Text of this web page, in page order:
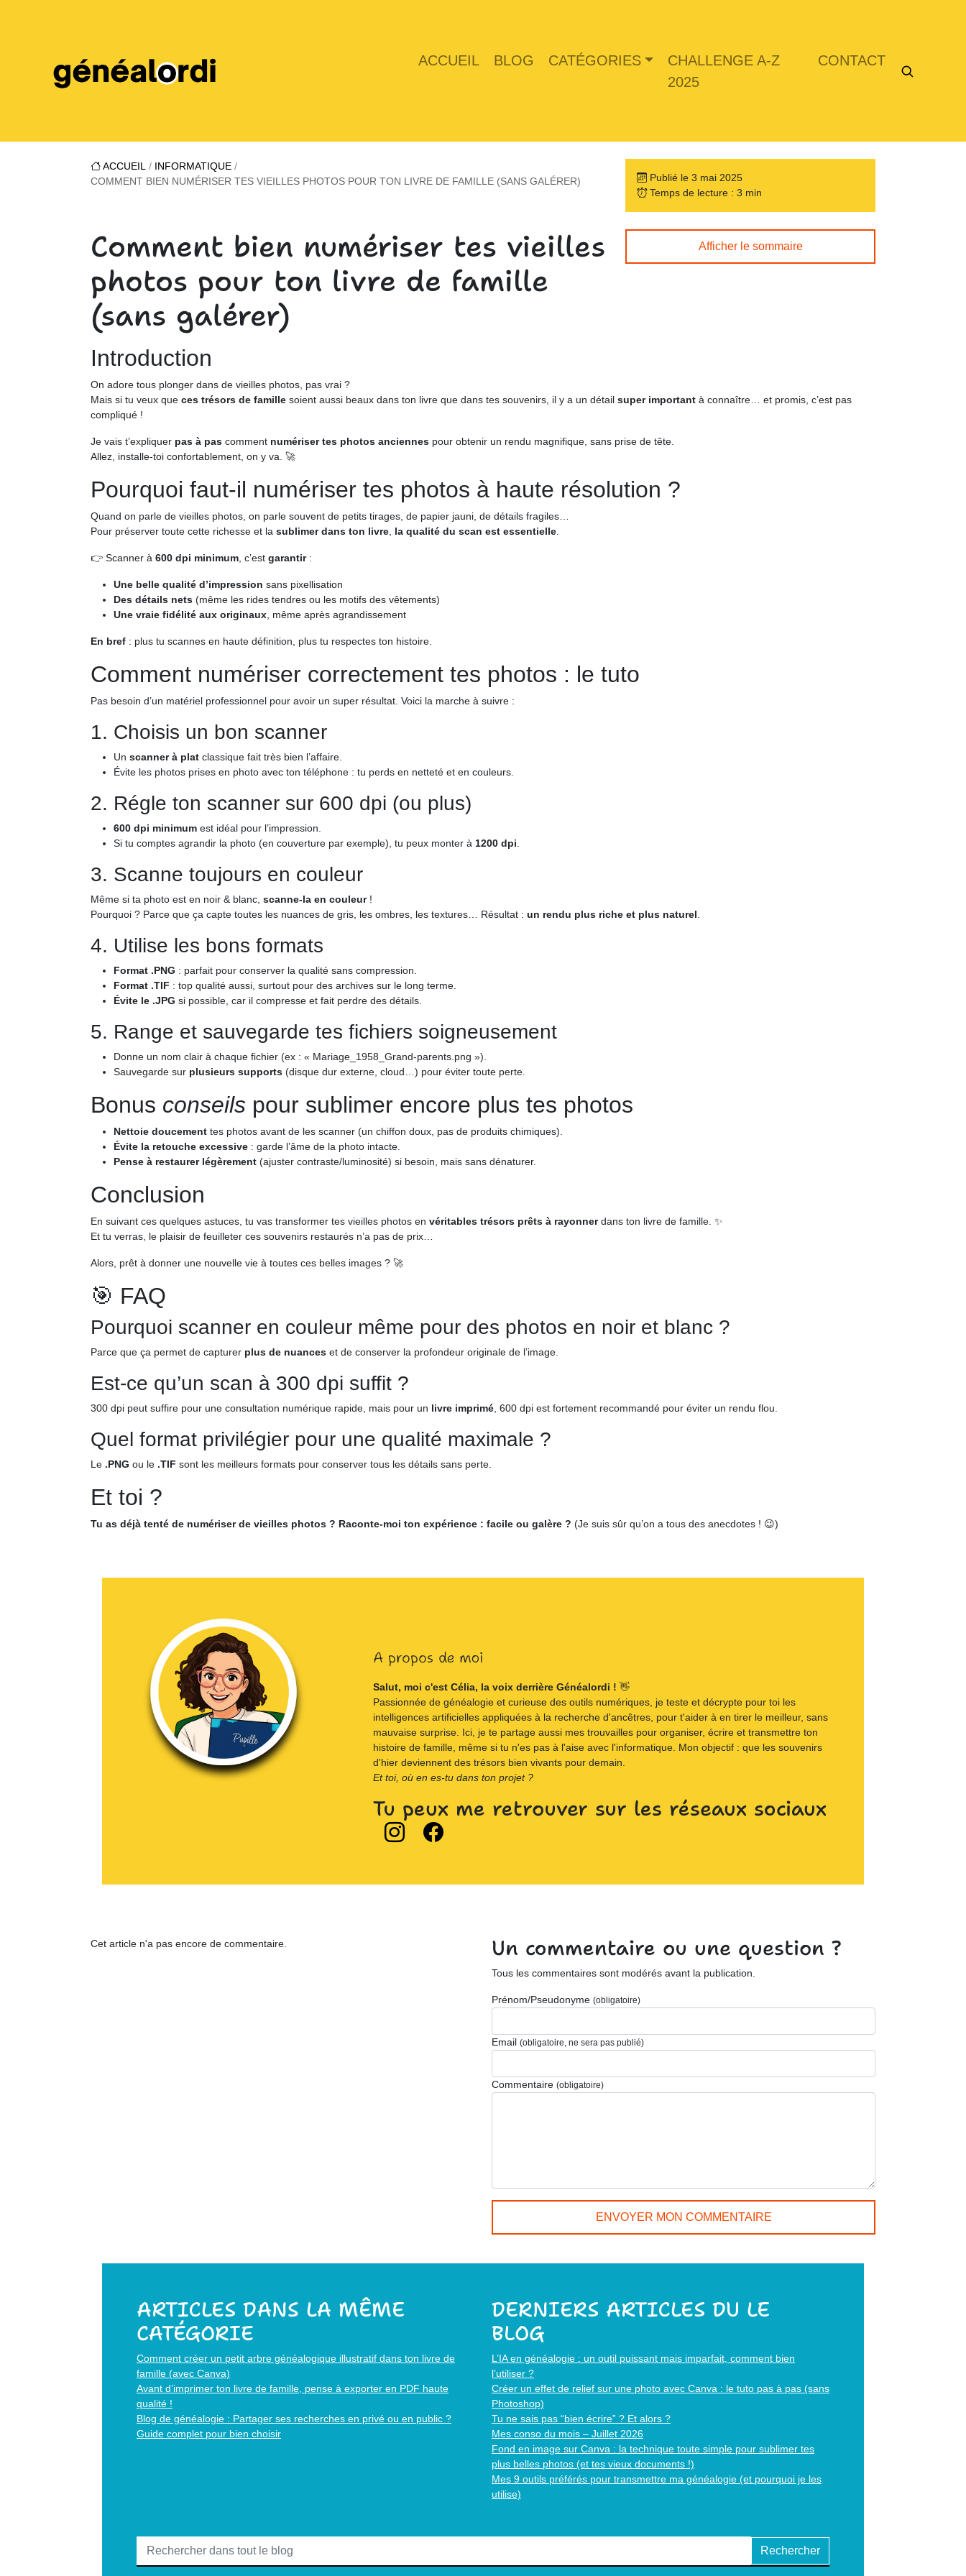
ACCUEIL BLOG CATÉGORIES
CHALLENGE A-Z
2025
CONTACT
ACCUEIL / INFORMATIQUE /
COMMENT BIEN NUMÉRISER TES VIEILLES PHOTOS POUR TON LIVRE DE FAMILLE (SANS GALÉRER)
Publié le 3 mai 2025
Temps de lecture : 3 min
Comment bien numériser tes vieilles
photos pour ton livre de famille
(sans galérer)
Afficher le sommaire
Introduction
On adore tous plonger dans de vieilles photos, pas vrai ?
Mais si tu veux que ces trésors de famille soient aussi beaux dans ton livre que dans tes souvenirs, il y a un détail super important à connaître… et promis, c’est pas
compliqué !
Je vais t’expliquer pas à pas comment numériser tes photos anciennes pour obtenir un rendu magnifique, sans prise de tête.
Allez, installe-toi confortablement, on y va. 🚀
Pourquoi faut-il numériser tes photos à haute résolution ?
Quand on parle de vieilles photos, on parle souvent de petits tirages, de papier jauni, de détails fragiles…
Pour préserver toute cette richesse et la sublimer dans ton livre, la qualité du scan est essentielle.
👉 Scanner à 600 dpi minimum, c’est garantir:
Une belle qualité d’impression sans pixellisation
Des détails nets (même les rides tendres ou les motifs des vêtements)
Une vraie fidélité aux originaux, même après agrandissement
En bref : plus tu scannes en haute définition, plus tu respectes ton histoire.
Comment numériser correctement tes photos : le tuto
Pas besoin d’un matériel professionnel pour avoir un super résultat. Voici la marche à suivre :
1. Choisis un bon scanner
Un scanner à plat classique fait très bien l’affaire.
Évite les photos prises en photo avec ton téléphone : tu perds en netteté et en couleurs.
2. Régle ton scanner sur 600 dpi (ou plus)
600 dpi minimum est idéal pour l’impression.
Si tu comptes agrandir la photo (en couverture par exemple), tu peux monter à 1200 dpi.
3. Scanne toujours en couleur
Même si ta photo est en noir & blanc, scanne-la en couleur!
Pourquoi ? Parce que ça capte toutes les nuances de gris, les ombres, les textures… Résultat : un rendu plus riche et plus naturel.
4. Utilise les bons formats
Format .PNG : parfait pour conserver la qualité sans compression.
Format .TIF : top qualité aussi, surtout pour des archives sur le long terme.
Évite le .JPG si possible, car il compresse et fait perdre des détails.
5. Range et sauvegarde tes fichiers soigneusement
Donne un nom clair à chaque fichier (ex : « Mariage_1958_Grand-parents.png »).
Sauvegarde sur plusieurs supports (disque dur externe, cloud…) pour éviter toute perte.
Bonus conseils pour sublimer encore plus tes photos
Nettoie doucement tes photos avant de les scanner (un chiffon doux, pas de produits chimiques).
Évite la retouche excessive : garde l’âme de la photo intacte.
Pense à restaurer légèrement (ajuster contraste/luminosité) si besoin, mais sans dénaturer.
Conclusion
En suivant ces quelques astuces, tu vas transformer tes vieilles photos en véritables trésors prêts à rayonnerdans ton livre de famille. ✨
Et tu verras, le plaisir de feuilleter ces souvenirs restaurés n’a pas de prix…
Alors, prêt à donner une nouvelle vie à toutes ces belles images ? 🚀
🎯 FAQ
Pourquoi scanner en couleur même pour des photos en noir et blanc ?
Parce que ça permet de capturer plus de nuances et de conserver la profondeur originale de l’image.
Est-ce qu’un scan à 300 dpi suffit ?
300 dpi peut suffire pour une consultation numérique rapide, mais pour un livre imprimé, 600 dpi est fortement recommandé pour éviter un rendu flou.
Quel format privilégier pour une qualité maximale ?
Le .PNG ou le .TIF sont les meilleurs formats pour conserver tous les détails sans perte.
Et toi ?
Tu as déjà tenté de numériser de vieilles photos ? Raconte-moi ton expérience : facile ou galère ? (Je suis sûr qu’on a tous des anecdotes ! 😉)
A propos de moi
Salut, moi c'est Célia, la voix derrière Généalordi ! 👋
Passionnée de généalogie et curieuse des outils numériques, je teste et décrypte pour toi les
intelligences artificielles appliquées à la recherche d'ancêtres, pour t'aider à en tirer le meilleur, sans
mauvaise surprise. Ici, je te partage aussi mes trouvailles pour organiser, écrire et transmettre ton
histoire de famille, même si tu n'es pas à l'aise avec l'informatique. Mon objectif : que les souvenirs
d'hier deviennent des trésors bien vivants pour demain.
Et toi, où en es-tu dans ton projet ?
Tu peux me retrouver sur les réseaux sociaux
Cet article n'a pas encore de commentaire. Un commentaire ou une question ?
Tous les commentaires sont modérés avant la publication.
Prénom/Pseudonyme (obligatoire)
Email (obligatoire, ne sera pas publié)
Commentaire (obligatoire)
ARTICLES DANS LA MÊME
CATÉGORIE
Comment créer un petit arbre généalogique illustratif dans ton livre de
famille (avec Canva)
Avant d’imprimer ton livre de famille, pense à exporter en PDF haute
qualité !
Blog de généalogie : Partager ses recherches en privé ou en public ?
Guide complet pour bien choisir
DERNIERS ARTICLES DU LE
BLOG
L’IA en généalogie : un outil puissant mais imparfait, comment bien
l’utiliser ?
Créer un effet de relief sur une photo avec Canva : le tuto pas à pas (sans
Photoshop)
Tu ne sais pas “bien écrire” ? Et alors ?
Mes conso du mois – Juillet 2026
Fond en image sur Canva : la technique toute simple pour sublimer tes
plus belles photos (et tes vieux documents !)
Mes 9 outils préférés pour transmettre ma généalogie (et pourquoi je les
utilise)
Rechercher